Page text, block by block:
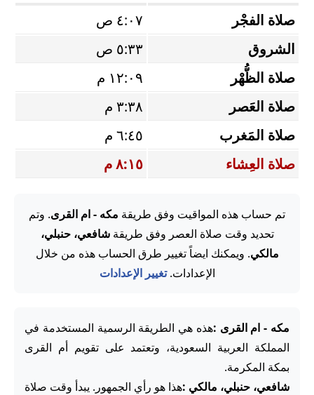
صلاة الفجْر
٤:٠٧ ص
الشروق
٥:٣٣ ص
صلاة الظُّهْر
١٢:٠٩ م
صلاة العَصر
٣:٣٨ م
صلاة المَغرب
٦:٤٥ م
صلاة العِشاء
٨:١٥ م
تم حساب هذه المواقيت وفق طريقة مكه - ام القرى. وتم
تحديد وقت صلاة العصر وفق طريقةشافعي، حنبلي،
مالكي. ويمكنك ايضاً تغيير طرق الحساب هذه من خلال
الإعدادات.تغيير الإعدادات
مكه - ام القرى :هذه هي الطريقة الرسمية المستخدمة في
المملكة العربية السعودية، وتعتمد على تقويم أم القرى
بمكة المكرمة.
شافعي، حنبلي، مالكي :هذا هو رأي الجمهور. يبدأ وقت صلاة